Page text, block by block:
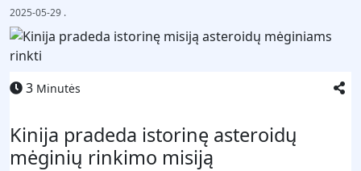
2025-05-29 .
3 Minutės
Kinija pradeda istorinę asteroidų
mėginių rinkimo misiją